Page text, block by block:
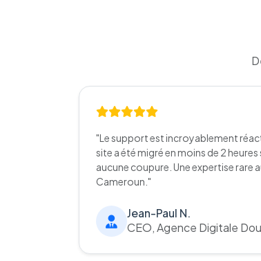
"Le support est incroyablement
site a été migré en moins de 2 heures
aucune coupure. Une expertise rare
Cameroun."
Jean-Paul N.
CEO, Agence Digitale